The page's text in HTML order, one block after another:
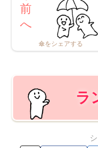
傘をシェアする
ラ